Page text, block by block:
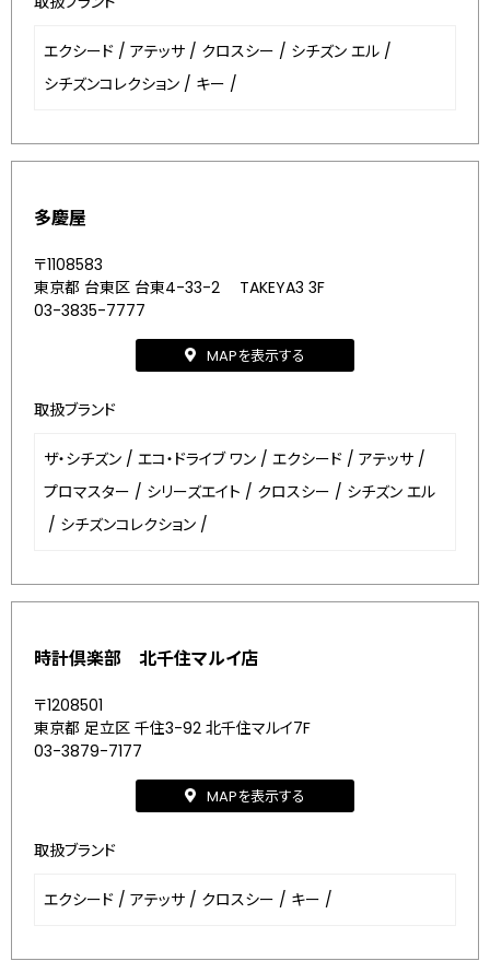
エクシード / アテッサ / クロスシー / シチズン エル /
シチズンコレクション / キー /
多慶屋
〒1108583
東京都 台東区 台東4-33-2 TAKEYA3 3F
03-3835-7777
MAPを表示する
取扱ブランド
ザ・シチズン / エコ・ドライブ ワン / エクシード / アテッサ /
プロマスター / シリーズエイト / クロスシー / シチズン エル
/ シチズンコレクション /
時計倶楽部 北千住マルイ店
〒1208501
東京都 足立区 千住3-92 北千住マルイ7F
03-3879-7177
MAPを表示する
取扱ブランド
エクシード / アテッサ / クロスシー / キー /